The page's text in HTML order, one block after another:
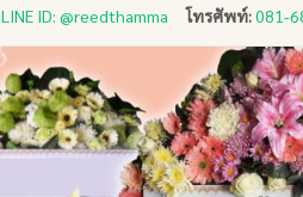
LINE ID: @reedthamma โทรศัพท์:081-